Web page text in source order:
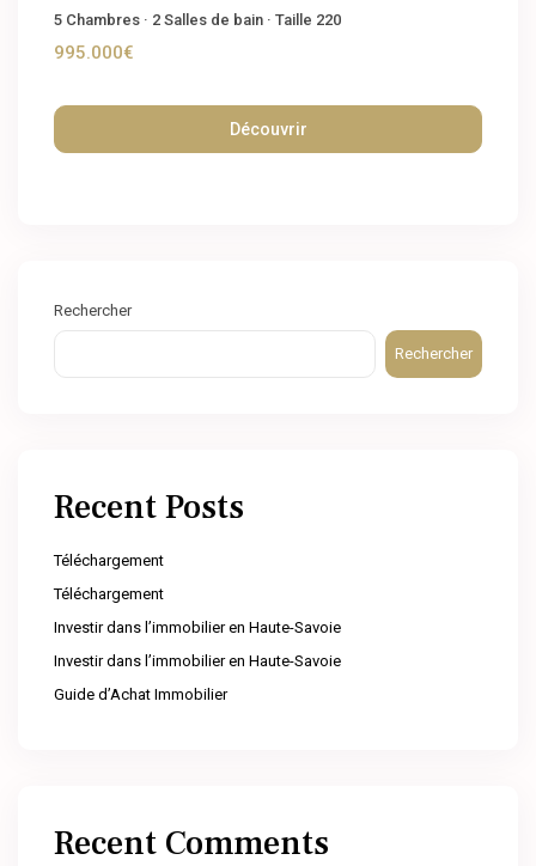
5 Chambres · 2 Salles de bain · Taille 220
995.000€
Découvrir
Rechercher
Rechercher
Recent Posts
Téléchargement
Téléchargement
Investir dans l’immobilier en Haute-Savoie
Investir dans l’immobilier en Haute-Savoie
Guide d’Achat Immobilier
Recent Comments